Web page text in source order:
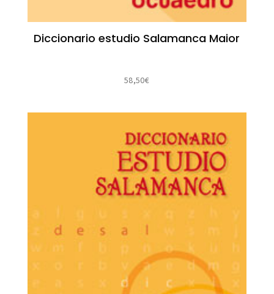
Diccionario estudio Salamanca Maior
58,50€